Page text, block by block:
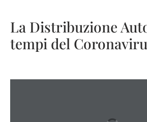
La Distribuzione
tempi del